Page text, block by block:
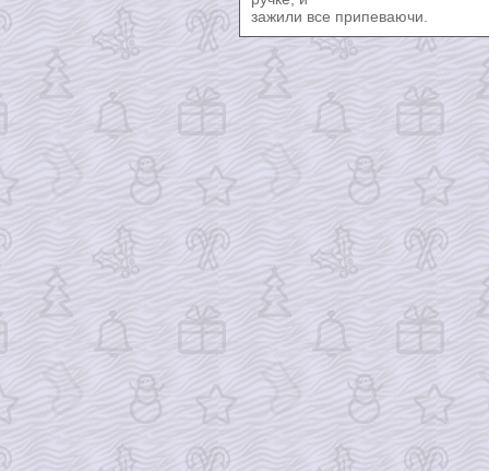
зажили все припеваючи.